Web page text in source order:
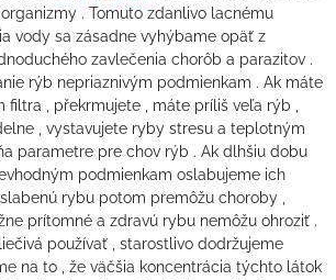
. Tomuto zdanlivo lacnému
vody sa zásadne vyhýbame opäť z
zavlečenia chorôb a parazitov .
rýb nepriaznivým podmienkam . Ak máte
, překrmujete , máte príliš veľa rýb ,
, vystavujete ryby stresu a teplotným
parametre pre chov rýb . Ak dlhšiu dobu
podmienkam oslabujeme ich
rybu potom premôžu choroby ,
prítomné a zdravú rybu nemôžu ohroziť .
používať , starostlivo dodržujeme
na to , že väčšia koncentrácia týchto látok